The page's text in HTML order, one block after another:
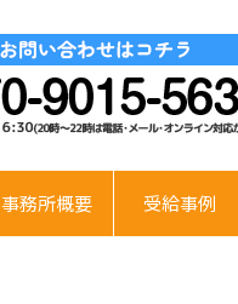
事務所概要 受給事例